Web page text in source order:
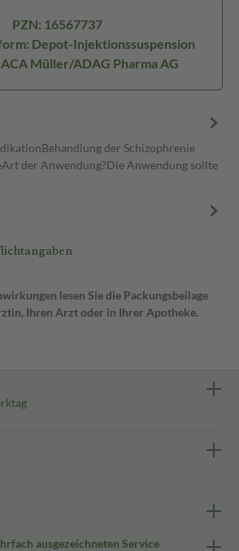
PZN: 16567737
Depot-Injektionssuspension
Müller/ADAG Pharma AG
der Schizophrenie
der Anwendung?Die Anwendung sollte
lesen Sie die Packungsbeilage
Ihren Arzt oder in Ihrer Apotheke.
ausgezeichneten Service